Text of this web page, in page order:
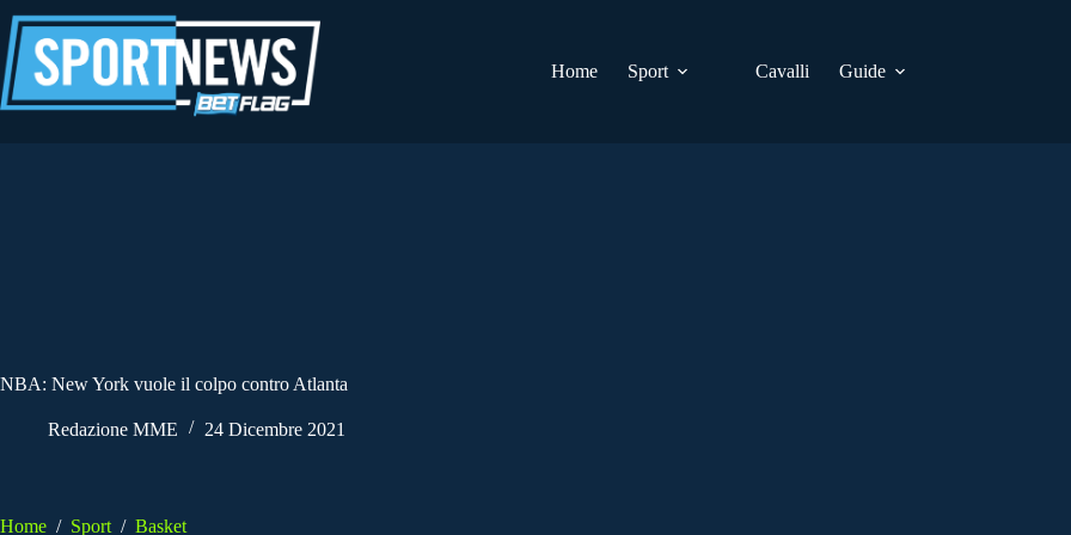
al
contenuto
Home
Sport Cavalli Guide
NBA: New York vuole il colpo contro Atlanta
Redazione MME 24 Dicembre 2021
Home / Sport / Basket